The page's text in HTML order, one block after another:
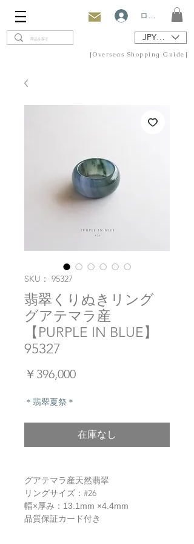
ログイン
JPY (¥)
[Overseas Shopping Guide]
SKU： 95327
翡翠くりぬきリング
グアテマラ産
【PURPLE IN BLUE】
95327
￥396,000価
＊翡翠夏祭＊
在庫なし
グアテマラ産天然翡翠
リングサイズ：#26
幅×厚み：13.1mm ×4.4mm
品質保証カード付き